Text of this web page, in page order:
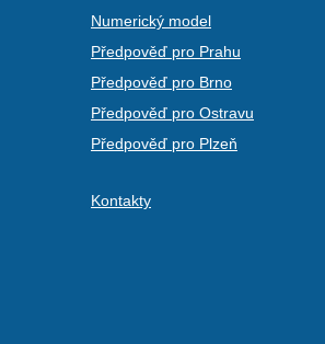
Numerický model
Předpověď pro Prahu
Předpověď pro Brno
Předpověď pro Ostravu
Předpověď pro Plzeň
Kontakty